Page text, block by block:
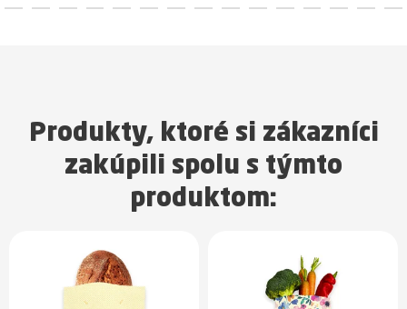
Produkty, ktoré si zákazníci
zakúpili spolu s týmto
produktom: